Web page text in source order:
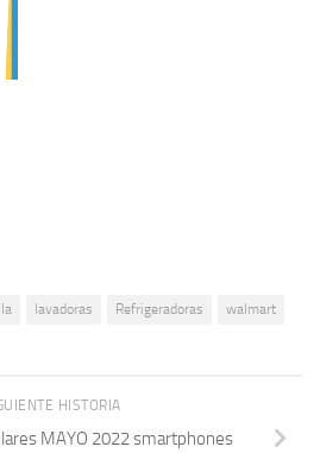
lavadoras Refrigeradoras walmart
HISTORIA
MAYO 2022 smartphones